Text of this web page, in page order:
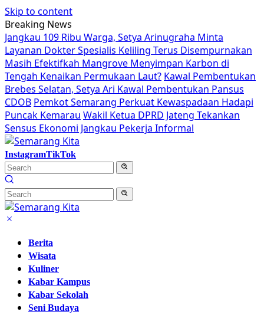
Skip to content
Breaking News
Jangkau 109 Ribu Warga, Setya Arinugraha Minta
Layanan Dokter Spesialis Keliling Terus Disempurnakan
Masih Efektifkah Mangrove Menyimpan Karbon di
Tengah Kenaikan Permukaan Laut? Kawal Pembentukan
Brebes Selatan, Setya Ari Kawal Pembentukan Pansus
CDOB Pemkot Semarang Perkuat Kewaspadaan Hadapi
Puncak Kemarau Wakil Ketua DPRD Jateng Tekankan
Sensus Ekonomi Jangkau Pekerja Informal
InstagramTikTok
Berita
Wisata
Kuliner
Kabar Kampus
Kabar Sekolah
Seni Budaya